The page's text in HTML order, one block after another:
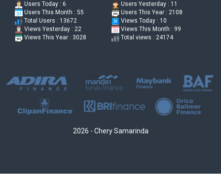
Users Today : 6
Users Yesterday : 11
Users This Month : 55
Users This Year : 2108
Total Users : 13672
Views Today : 10
Views Yesterday : 22
Views This Month : 99
Views This Year : 3028
Total views : 24174
2026 - Chery Samarinda